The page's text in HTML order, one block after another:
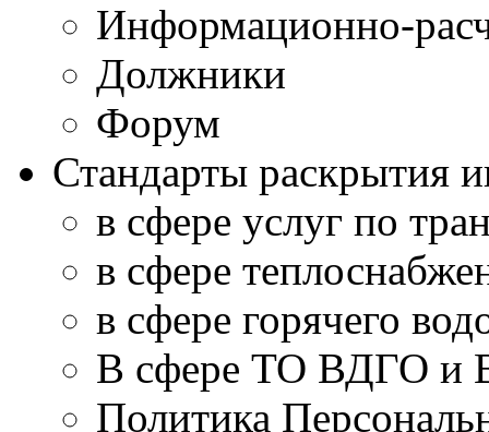
Информационно-
Должники
Форум
Стандарты раскрытия
в сфере услуг по
в сфере
в сфере горячего
В сфере ТО ВДГО и
Политика